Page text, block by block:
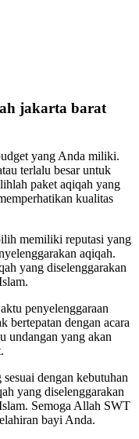
jakarta barat
yang Anda miliki.
terlalu besar untuk
paket aqiqah yang
kualitas
memiliki reputasi yang
aqiqah.
yang diselenggarakan
penyelenggaraan
bertepatan dengan acara
undangan yang akan
dengan kebutuhan
yang diselenggarakan
Semoga Allah SWT
bayi Anda.